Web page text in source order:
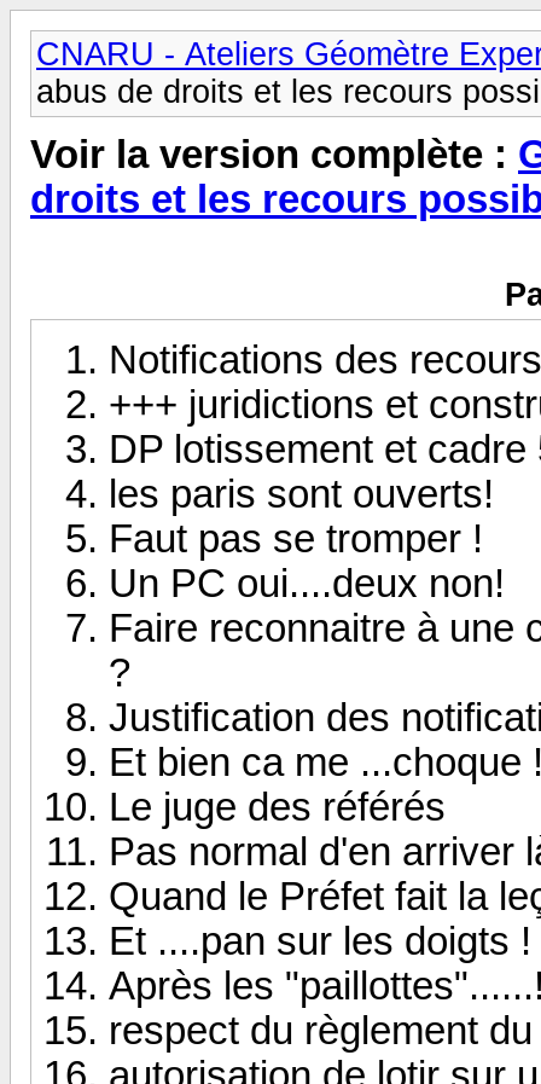
CNARU - Ateliers Géomètre
abus de droits et les recours
Voir la version complète :
droits et les recours
Notifications des
+++ juridictions et
DP lotissement et cadre
les paris sont ouverts!
Faut pas se tromper !
Un PC oui....deux non!
Faire reconnaitre à une
?
Justification des
Et bien ca me ...choque
Le juge des référés
Pas normal d'en arriver
Quand le Préfet fait la
Et ....pan sur les doigts !
Après les
respect du règlement
autorisation de lotir sur